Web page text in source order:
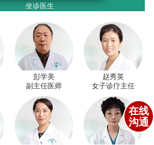
坐诊医生
彭学美
副主任医师
赵秀英
女子诊疗主任
在线
沟通